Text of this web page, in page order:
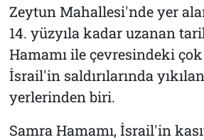
Zeytun Mahallesi'nde yer
14. yüzyıla kadar uzanan
Hamamı ile çevresindeki
İsrail'in saldırılarında
yerlerinden biri.
Samra Hamamı, İsrail'in